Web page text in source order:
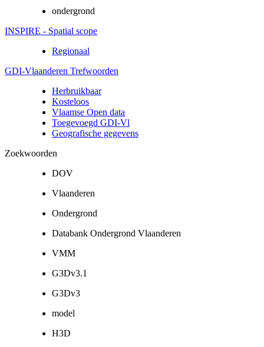
ondergrond
INSPIRE - Spatial scope
Regionaal
GDI-Vlaanderen Trefwoorden
Herbruikbaar
Kosteloos
Vlaamse Open data
Toegevoegd GDI-Vl
Geografische gegevens
Zoekwoorden
DOV
Vlaanderen
Ondergrond
Databank Ondergrond Vlaanderen
VMM
G3Dv3.1
G3Dv3
model
H3D